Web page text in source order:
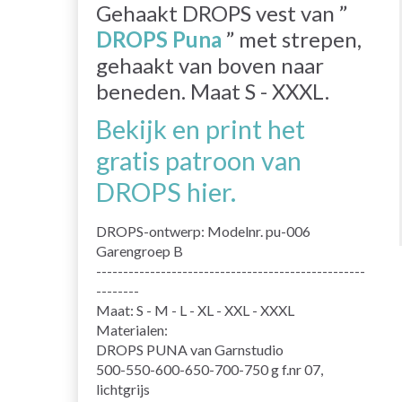
Gehaakt DROPS vest van ”
DROPS Puna ” met strepen,
gehaakt van boven naar
beneden. Maat S - XXXL.
Bekijk en print het
gratis patroon van
DROPS hier.
DROPS-ontwerp: Modelnr. pu-006
Garengroep B
--------------------------------------------------
--------
Maat: S - M - L - XL - XXL - XXXL
Materialen:
DROPS PUNA van Garnstudio
500-550-600-650-700-750 g f.nr 07,
lichtgrijs